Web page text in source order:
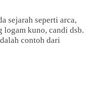
sejarah seperti arca,
logam kuno, candi dsb.
contoh dari